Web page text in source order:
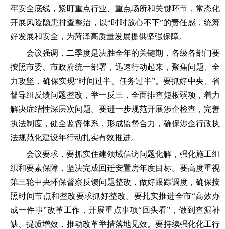
牢安全底线，紧盯重点行业、重点场所和关键环节，常态化
开展风险隐患排查整治，以“时时放心不下”的责任感，统筹
好发展和安全，为菏泽高质量发展提供坚强保障。
会议强调，二季度是决胜全年的关键期，各级各部门要
按照市委、市政府统一部署，迅速行动起来，聚焦问题、全
力攻坚，确保实现“时间过半、任务过半”。要抓好中央、省
督导组反馈问题整改，举一反三，全面排查短板弱项，着力
解决症结性深层次问题。要进一步规范开展涉企检查，完善
执法制度，健全监督体系，形成监督合力，确保涉企行政执
法规范化建设年行动扎实有效推进。
会议要求，要抓实住建领域信访问题化解，强化施工组
织和要素保障，坚决完成回迁安置房年度目标。要高度重视
第三轮中央环保督察反馈问题整改，做好跟踪调度，确保按
照时间节点和整改要求抓好整改。要扎实推进全市“高效办
成一件事”改革工作，开展重点事项“回头看” ，做到查漏补
缺、提质增效，推动改革举措落地见效。要持续强化化工行